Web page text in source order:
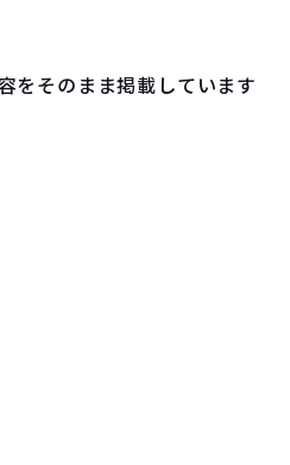
をそのまま掲載しています